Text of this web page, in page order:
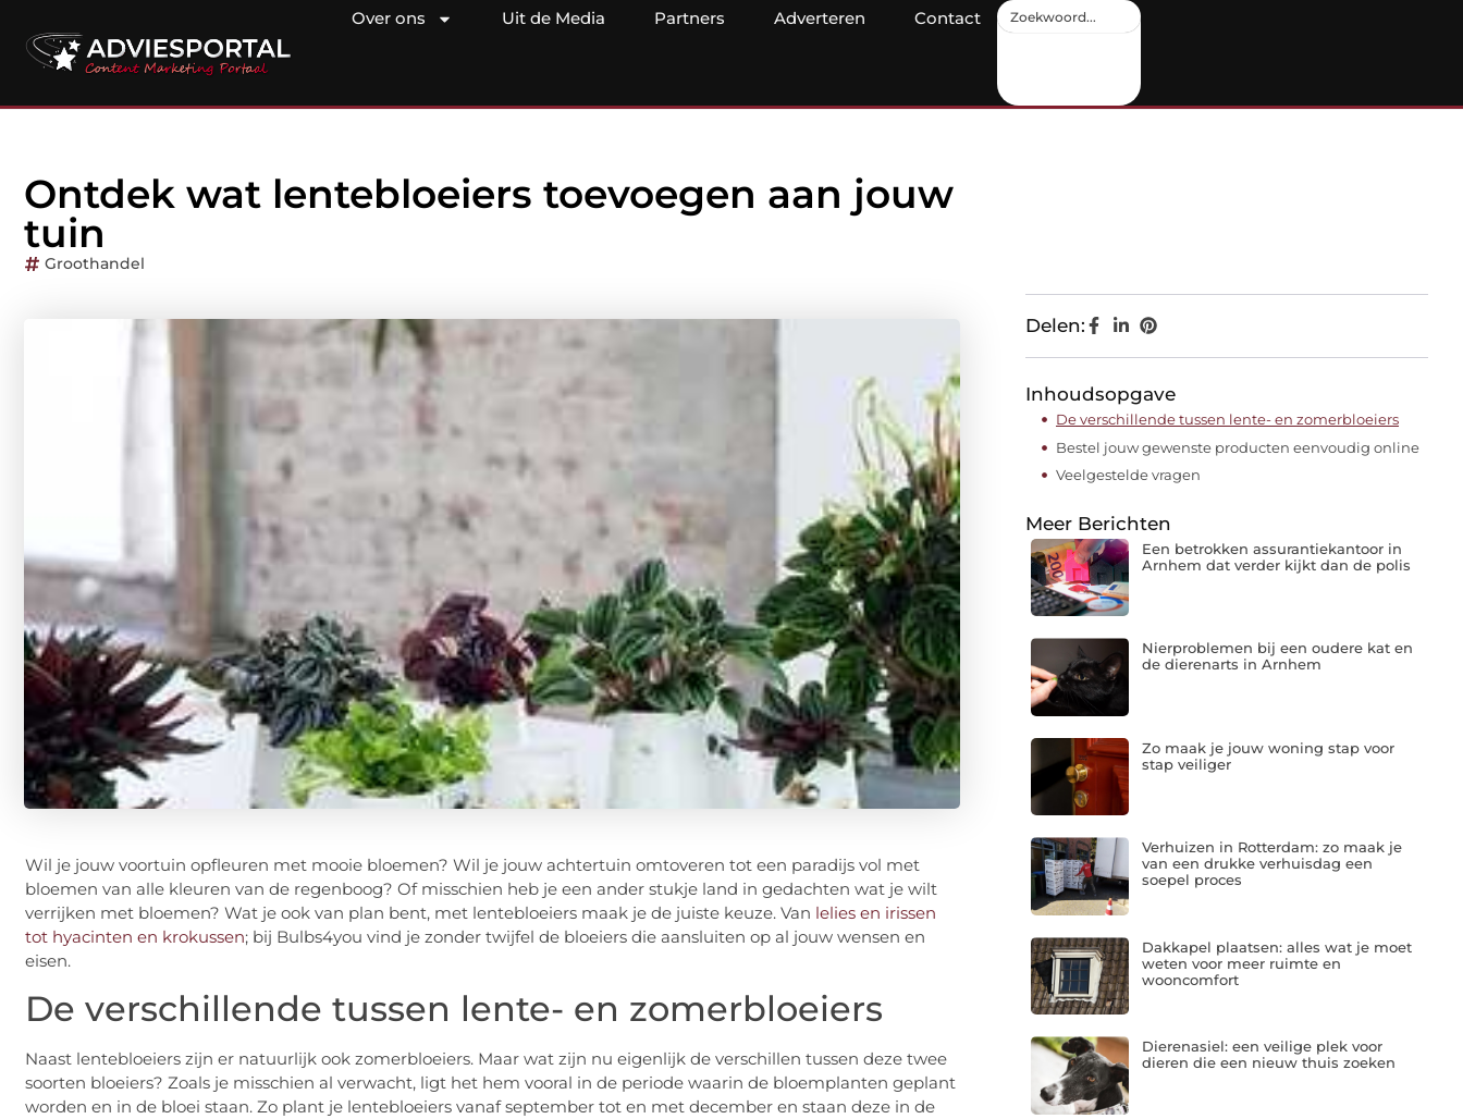
Over ons Uit de Media Partners Adverteren Contact
Ontdek wat lentebloeiers toevoegen aan jouw
tuin
Groothandel
Wil je jouw voortuin opfleuren met mooie bloemen? Wil je jouw achtertuin omtoveren tot een paradijs vol met
bloemen van alle kleuren van de regenboog? Of misschien heb je een ander stukje land in gedachten wat je wilt
verrijken met bloemen? Wat je ook van plan bent, met lentebloeiers maak je de juiste keuze. Van lelies en irissen
tot hyacinten en krokussen; bij Bulbs4you vind je zonder twijfel de bloeiers die aansluiten op al jouw wensen en
eisen.
De verschillende tussen lente- en zomerbloeiers
Naast lentebloeiers zijn er natuurlijk ook zomerbloeiers. Maar wat zijn nu eigenlijk de verschillen tussen deze twee
soorten bloeiers? Zoals je misschien al verwacht, ligt het hem vooral in de periode waarin de bloemplanten geplant
worden en in de bloei staan. Zo plant je lentebloeiers vanaf september tot en met december en staan deze in de
Delen:
Inhoudsopgave
De verschillende tussen lente- en zomerbloeiers
Bestel jouw gewenste producten eenvoudig online
Veelgestelde vragen
Meer Berichten
Een betrokken assurantiekantoor in
Arnhem dat verder kijkt dan de polis
Nierproblemen bij een oudere kat en
de dierenarts in Arnhem
Zo maak je jouw woning stap voor
stap veiliger
Verhuizen in Rotterdam: zo maak je
van een drukke verhuisdag een
soepel proces
Dakkapel plaatsen: alles wat je moet
weten voor meer ruimte en
wooncomfort
Dierenasiel: een veilige plek voor
dieren die een nieuw thuis zoeken